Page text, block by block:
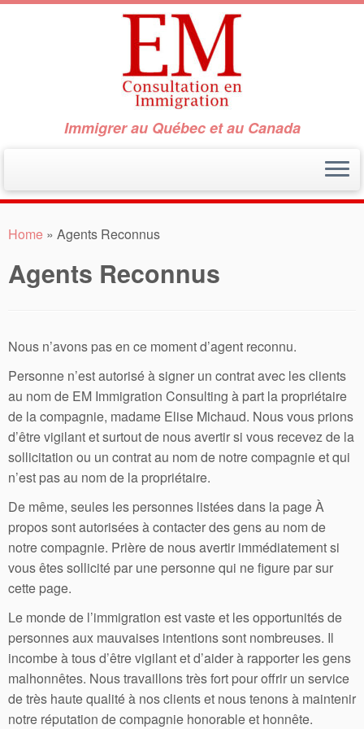
to
Immigrer au Québec et au Canada
Home » Agents Reconnus
Agents Reconnus
Nous n’avons pas en ce moment d’agent reconnu.
Personne n’est autorisé à signer un contrat avec les clients
au nom de EM Immigration Consulting à part la propriétaire
de la compagnie, madame Elise Michaud. Nous vous prions
d’être vigilant et surtout de nous avertir si vous recevez de la
sollicitation ou un contrat au nom de notre compagnie et qui
n’est pas au nom de la propriétaire.
De même, seules les personnes listées dans la page À
propos sont autorisées à contacter des gens au nom de
notre compagnie. Prière de nous avertir immédiatement si
vous êtes sollicité par une personne qui ne figure par sur
cette page.
Le monde de l’immigration est vaste et les opportunités de
personnes aux mauvaises intentions sont nombreuses. Il
incombe à tous d’être vigilant et d’aider à rapporter les gens
malhonnêtes. Nous travaillons très fort pour offrir un service
de très haute qualité à nos clients et nous tenons à maintenir
notre réputation de compagnie honorable et honnête.